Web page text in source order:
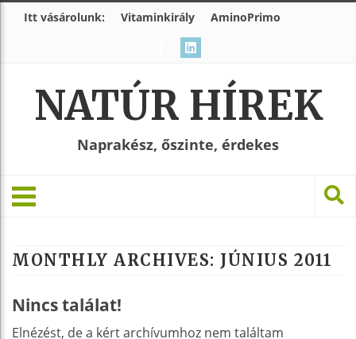
Itt vásárolunk: Vitaminkirály AminoPrimo
NATÚR HÍREK
Naprakész, őszinte, érdekes
MONTHLY ARCHIVES: JÚNIUS 2011
Nincs találat!
Elnézést, de a kért archívumhoz nem találtam